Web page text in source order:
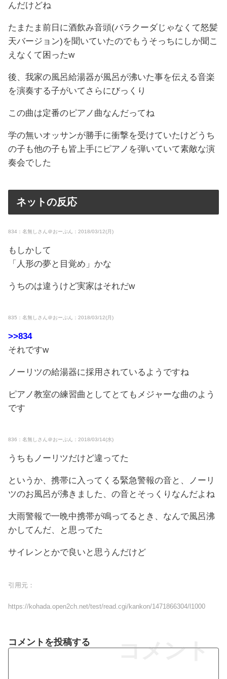
んだけどね
たまたま前日に酒飲み音頭(バラクーダじゃなくて怒髪
天バージョン)を聞いていたのでもうそっちにしか聞こ
えなくて困ったw
後、我家の風呂給湯器が風呂が沸いた事を伝える音楽
を演奏する子がいてさらにびっくり
この曲は定番のピアノ曲なんだってね
学の無いオッサンが勝手に衝撃を受けていたけどうち
の子も他の子も皆上手にピアノを弾いていて素敵な演
奏会でした
ネットの反応
834：名無しさん＠おーぷん：2018/03/12(月)
もしかして
「人形の夢と目覚め」かな
うちのは違うけど実家はそれだw
835：名無しさん＠おーぷん：2018/03/12(月)
>>834
それですw
ノーリツの給湯器に採用されているようですね
ピアノ教室の練習曲としてとてもメジャーな曲のよう
です
836：名無しさん＠おーぷん：2018/03/14(水)
うちもノーリツだけど違ってた
というか、携帯に入ってくる緊急警報の音と、ノーリ
ツのお風呂が沸きました、の音とそっくりなんだよね
大雨警報で一晩中携帯が鳴ってるとき、なんで風呂沸
かしてんだ、と思ってた
サイレンとかで良いと思うんだけど
引用元：
https://kohada.open2ch.net/test/read.cgi/kankon/1471866304/l1000
コメント
コメントを投稿する